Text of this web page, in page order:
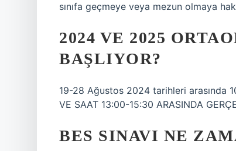
sınıfa geçmeye veya mezun olmaya
2024 VE 2025
BAŞLIYOR?
19-28 Ağustos 2024 tarihleri ​​arasında
VE SAAT 13:00-15:30 ARASINDA
BES SINAVI NE